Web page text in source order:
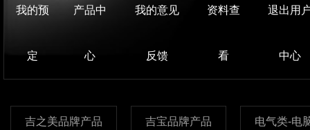
我的预
定
产品中
心
我的意见
反馈
资料查
看
退出用
中心
吉之美品牌产品 吉宝品牌产品 电气类-电